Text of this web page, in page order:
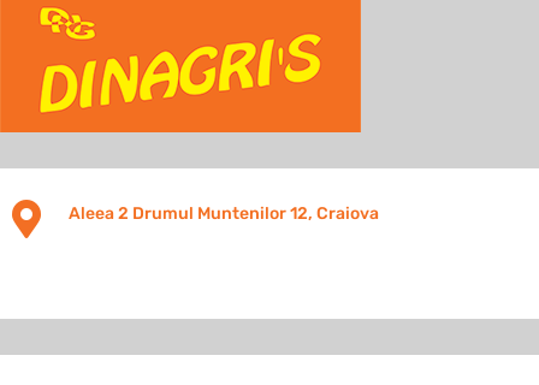
 Aleea 2 Drumul Muntenilor 12, Craiova